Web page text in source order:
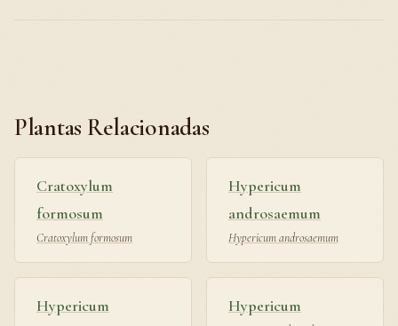
Plantas Relacionadas
Cratoxylum
formosum
Cratoxylum formosum
Hypericum
androsaemum
Hypericum androsaemum
Hypericum Hypericum